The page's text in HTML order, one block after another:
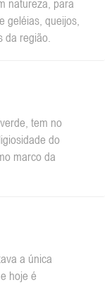
natureza, para
geléias, queijos,
da região.
tem no
do
marco da
a única
hoje é